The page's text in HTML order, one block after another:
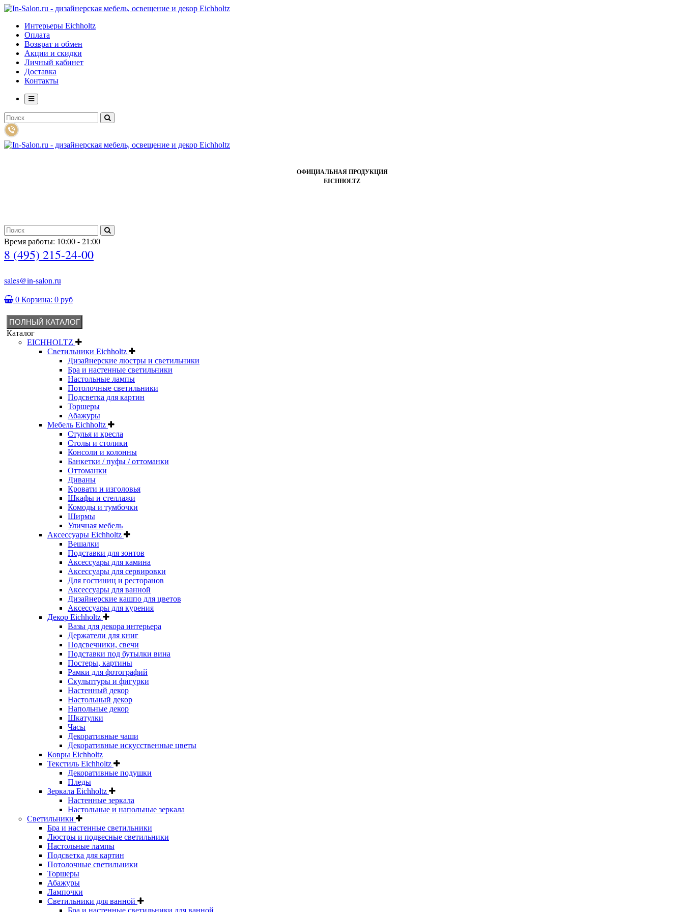
Интерьеры Eichholtz
Оплата
Возврат и обмен
Акции и скидки
Личный кабинет
Доставка
Контакты
ОФИЦИАЛЬНАЯ ПРОДУКЦИЯ
EICHHOLTZ
Время работы: 10:00 - 21:00
8 (495) 215-24-00
sales@in-salon.ru
0 Корзина: 0 руб
ПОЛНЫЙ КАТАЛОГ
Каталог
EICHHOLTZ
Светильники Eichholtz
Дизайнерские люстры и светильники
Бра и настенные светильники
Настольные лампы
Потолочные светильники
Подсветка для картин
Торшеры
Абажуры
Мебель Eichholtz
Стулья и кресла
Столы и столики
Консоли и колонны
Банкетки / пуфы / оттоманки
Оттоманки
Диваны
Кровати и изголовья
Шкафы и стеллажи
Комоды и тумбочки
Ширмы
Уличная мебель
Аксессуары Eichholtz
Вешалки
Подставки для зонтов
Аксессуары для камина
Аксессуары для сервировки
Для гостиниц и ресторанов
Аксессуары для ванной
Дизайнерские кашпо для цветов
Аксессуары для курения
Декор Eichholtz
Вазы для декора интерьера
Держатели для книг
Подсвечники, свечи
Подставки под бутылки вина
Постеры, картины
Рамки для фотографий
Скульптуры и фигурки
Настенный декор
Настольный декор
Напольные декор
Шкатулки
Часы
Декоративные чаши
Декоративные искусственные цветы
Ковры Eichholtz
Текстиль Eichholtz
Декоративные подушки
Пледы
Зеркала Eichholtz
Настенные зеркала
Настольные и напольные зеркала
Светильники
Бра и настенные светильники
Люстры и подвесные светильники
Настольные лампы
Подсветка для картин
Потолочные светильники
Торшеры
Абажуры
Лампочки
Светильники для ванной
Бра и настенные светильники для ванной